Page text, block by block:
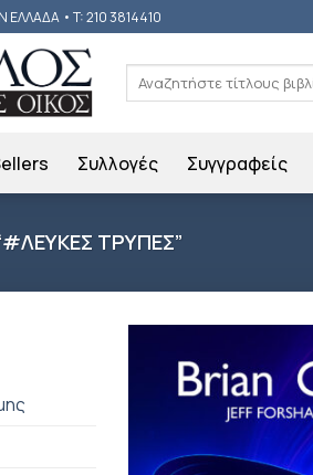
• T: 210 3814410
Αναζήτηση
για:
Συλλογές Συγγραφείς
ΤΡΥΠΕΣ”